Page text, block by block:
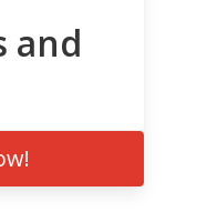
and